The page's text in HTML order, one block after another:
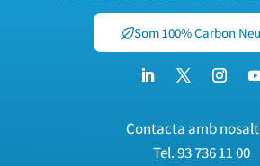
Som 100% Carbon
Contacta amb
Tel.93 736 11 00